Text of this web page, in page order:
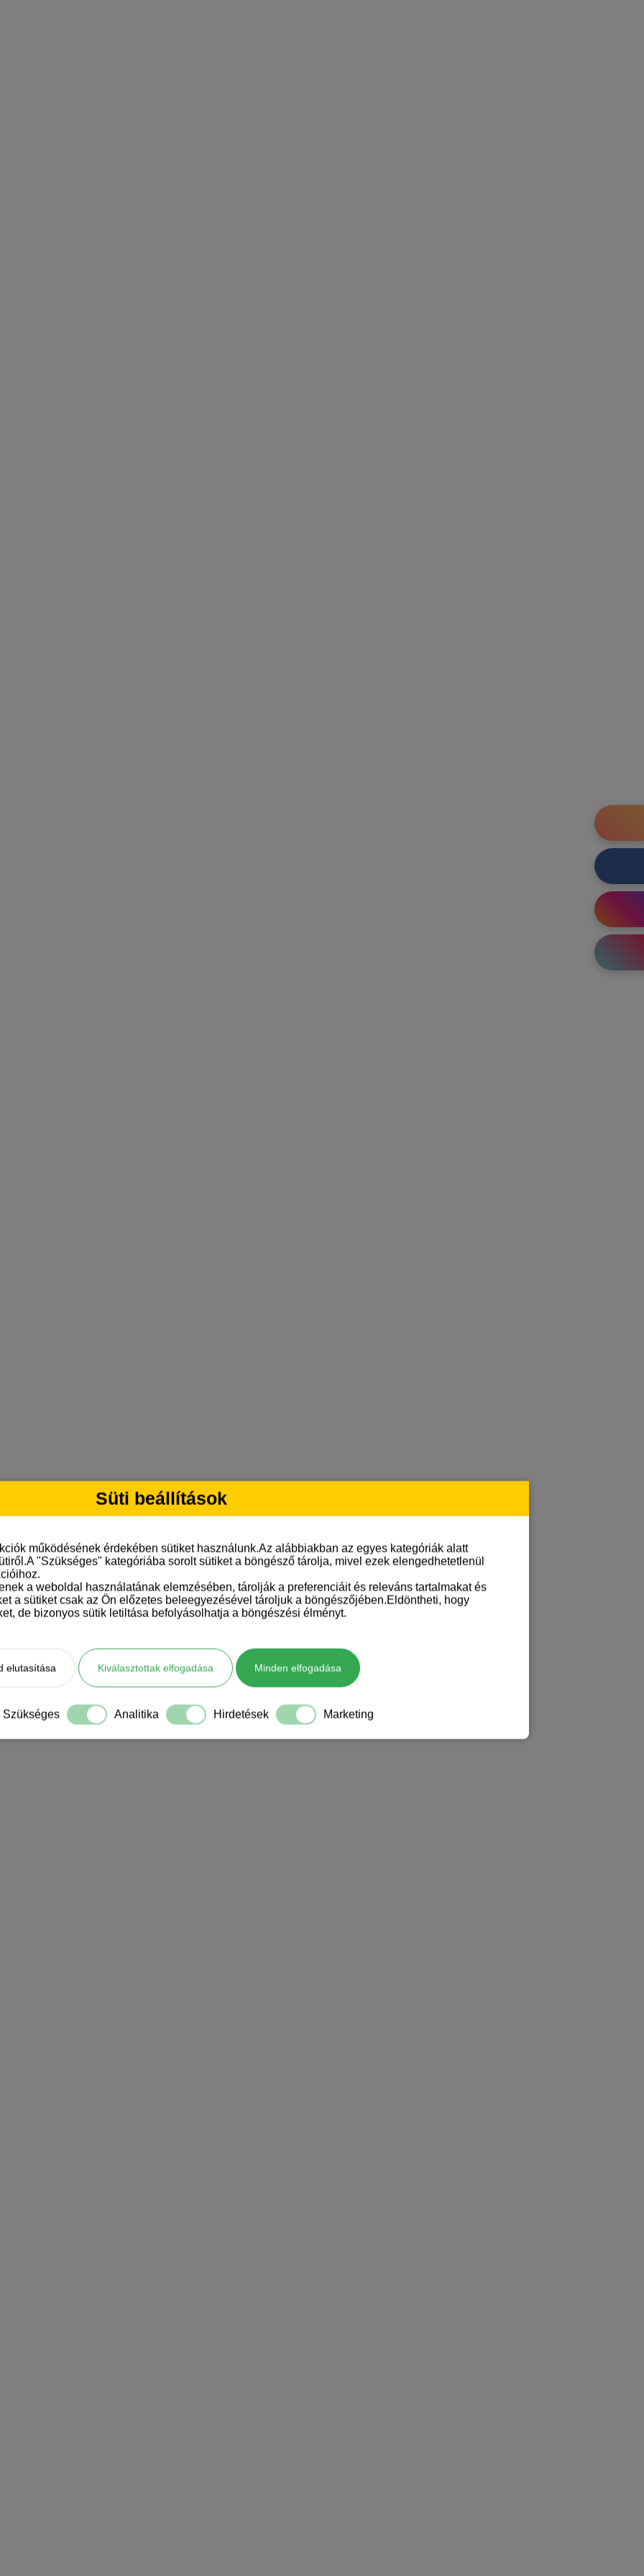
Süti beállítások
működésének érdekében sütiket használunk.Az alábbiakban az egyes kategóriák alatt
"Szükséges" kategóriába sorolt sütiket a böngésző tárolja, mivel ezek elengedhetetlenül
a weboldal használatának elemzésében, tárolják a preferenciáit és releváns tartalmakat és
a sütiket csak az Ön előzetes beleegyezésével tároljuk a böngészőjében.Eldöntheti, hogy
de bizonyos sütik letiltása befolyásolhatja a böngészési élményt.
elutasítása Kiválasztottak elfogadása Minden elfogadása
Szükséges Analitika Hirdetések Marketing